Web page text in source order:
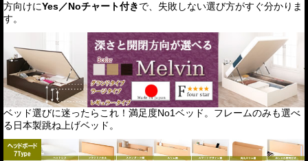
方向けにYes／Noチャート付き で、失敗しない選び方がすぐ分かりま
す。
ベッド選びに迷ったらこれ！満足度No1ベッド。フレームのみも選べ
る日本製跳ね上げベッド。